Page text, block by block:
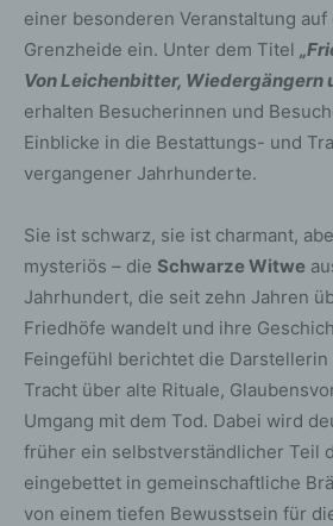
einer besonderen Veranstaltung
Grenzheide ein. Unter dem Titel
Von Leichenbitter, Wiedergängern
erhalten Besucherinnen und
Einblicke in die Bestattungs- und
vergangener Jahrhunderte.
Sie ist schwarz, sie ist charmant,
mysteriös – die Schwarze Witwe
Jahrhundert, die seit zehn Jahren
Friedhöfe wandelt und ihre
Feingefühl berichtet die
Tracht über alte Rituale,
Umgang mit dem Tod. Dabei wird
früher ein selbstverständlicher Teil
eingebettet in gemeinschaftliche
von einem tiefen Bewusstsein für